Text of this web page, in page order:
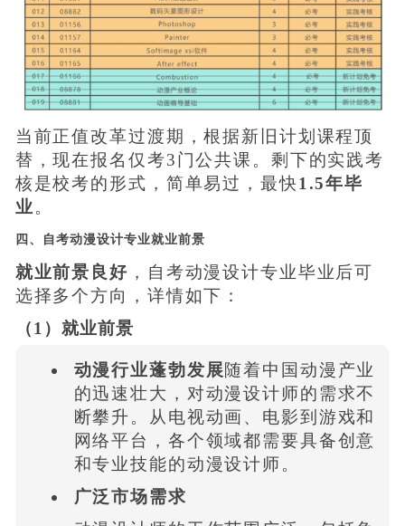
当前正值改革过渡期，根据新旧计划课程顶
替，现在报名仅考3门公共课。剩下的实践考
核是校考的形式，简单易过，最快1.5年毕
业。
四、自考动漫设计专业就业前景
就业前景良好 ，自考动漫设计专业毕业后可
选择多个方向，详情如下：
（1）就业前景
动漫行业蓬勃发展随着中国动漫产业
的迅速壮大，对动漫设计师的需求不
断攀升。从电视动画、电影到游戏和
网络平台，各个领域都需要具备创意
和专业技能的动漫设计师。
广泛市场需求